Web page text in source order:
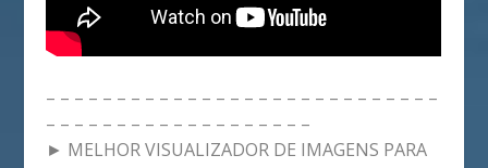
– – – – – – – – – – – – – – – – – – – – – – – – – – – –
– – – – – – – – – – – – – – – – – – –
► MELHOR VISUALIZADOR DE IMAGENS PARA